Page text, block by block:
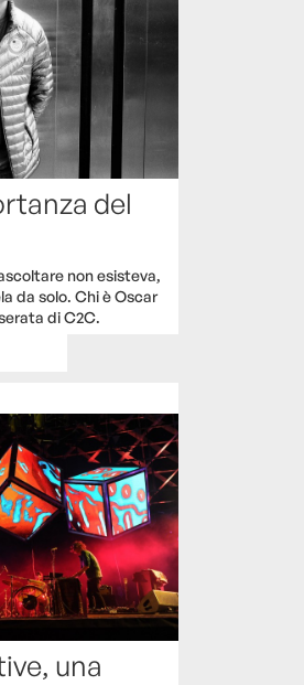
del
non esisteva,
da solo. Chi è Oscar
di C2C.
una